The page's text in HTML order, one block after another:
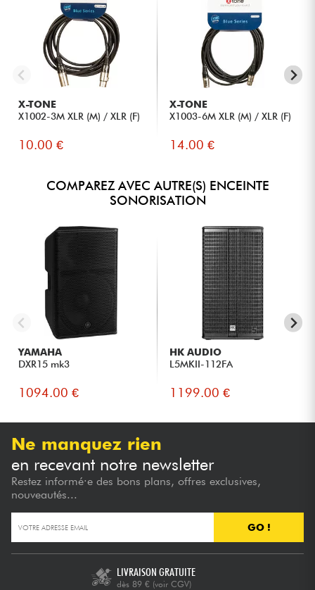
X-TONE
X1002-3M XLR (M) / XLR (F)
10.00 €
X-TONE
X1003-6M XLR (M) / XLR (F)
14.00 €
COMPAREZ AVEC AUTRE(S) ENCEINTE
SONORISATION
YAMAHA
DXR15 mk3
1094.00 €
HK AUDIO
L5MKII-112FA
1199.00 €
Ne manquez rien
en recevant notre newsletter
Restez informé·e des bons plans, offres exclusives,
nouveautés...
GO !
LIVRAISON GRATUITE
dès 89 € (voir CGV)